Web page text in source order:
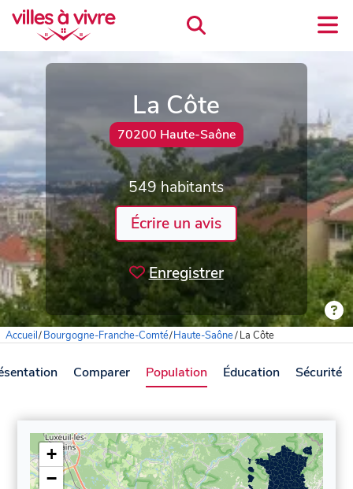
La Côte
70200 Haute-Saône
549 habitants
Écrire un avis
Enregistrer
Accueil/Bourgogne-Franche-Comté/Haute-Saône/La Côte
Comparer Population Éducation Sécurité
+
−